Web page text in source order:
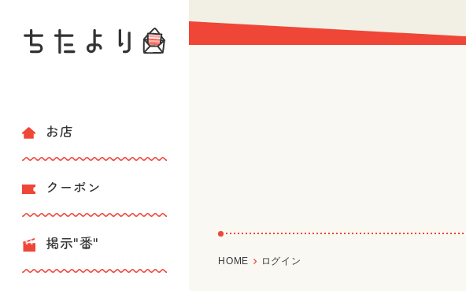
お店
クーポン
掲示"番"
HOME ログイン